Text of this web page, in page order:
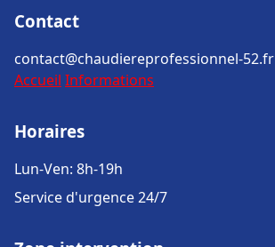
Contact
contact@chaudiereprofessionnel-52.fr
Accueil Informations
Horaires
Lun-Ven: 8h-19h
Service d'urgence 24/7